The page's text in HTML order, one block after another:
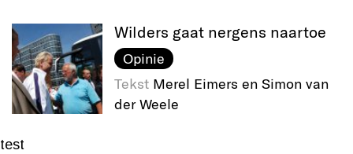
Wilders gaat nergens naartoe
Opinie
Tekst Merel Eimers en Simon van
der Weele
test